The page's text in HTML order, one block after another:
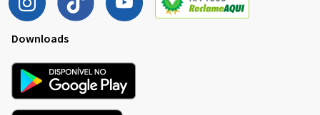
Downloads